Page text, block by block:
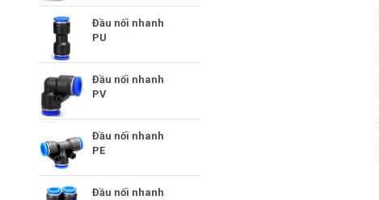
Đầu nối nhanh
PU
Đầu nối nhanh
PV
Đầu nối nhanh
PE
Đầu nối nhanh